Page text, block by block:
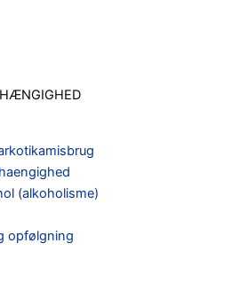
(alkoholisme)
opfølgning